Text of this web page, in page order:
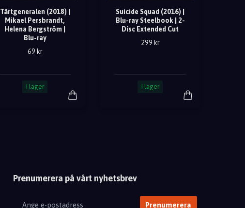
Tårtgeneralen (2018) |
Mikael Persbrandt,
Helena Bergström |
Blu-ray
69 kr
I lager
Suicide Squad (2016) |
Blu-ray Steelbook | 2-
Disc Extended Cut
299 kr
I lager
Prenumerera på vårt nyhetsbrev
Prenumerera